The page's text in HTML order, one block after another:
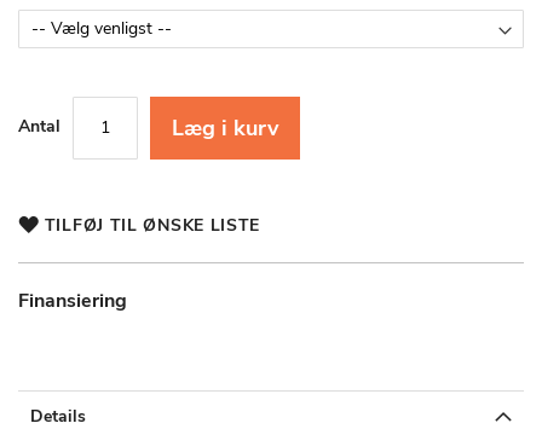
Antal Læg i kurv
TILFØJ TIL ØNSKE LISTE
Finansiering
Details